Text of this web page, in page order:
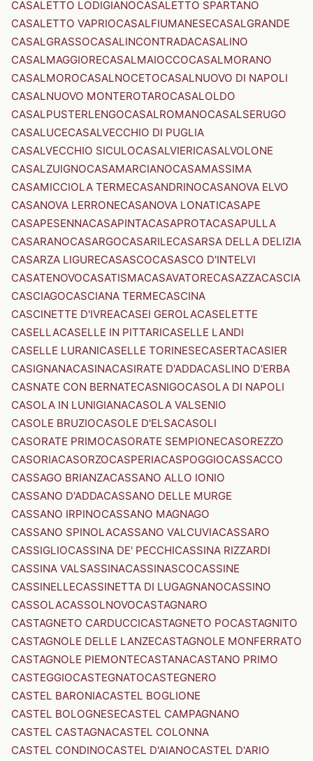
CASALETTO LODIGIANOCASALETTO SPARTANO
CASALETTO VAPRIOCASALFIUMANESECASALGRANDE
CASALGRASSOCASALINCONTRADACASALINO
CASALMAGGIORECASALMAIOCCOCASALMORANO
CASALMOROCASALNOCETOCASALNUOVO DI NAPOLI
CASALNUOVO MONTEROTAROCASALOLDO
CASALPUSTERLENGOCASALROMANOCASALSERUGO
CASALUCECASALVECCHIO DI PUGLIA
CASALVECCHIO SICULOCASALVIERICASALVOLONE
CASALZUIGNOCASAMARCIANOCASAMASSIMA
CASAMICCIOLA TERMECASANDRINOCASANOVA ELVO
CASANOVA LERRONECASANOVA LONATICASAPE
CASAPESENNACASAPINTACASAPROTACASAPULLA
CASARANOCASARGOCASARILECASARSA DELLA DELIZIA
CASARZA LIGURECASASCOCASASCO D'INTELVI
CASATENOVOCASATISMACASAVATORECASAZZACASCIA
CASCIAGOCASCIANA TERMECASCINA
CASCINETTE D'IVREACASEI GEROLACASELETTE
CASELLACASELLE IN PITTARICASELLE LANDI
CASELLE LURANICASELLE TORINESECASERTACASIER
CASIGNANACASINACASIRATE D'ADDACASLINO D'ERBA
CASNATE CON BERNATECASNIGOCASOLA DI NAPOLI
CASOLA IN LUNIGIANACASOLA VALSENIO
CASOLE BRUZIOCASOLE D'ELSACASOLI
CASORATE PRIMOCASORATE SEMPIONECASOREZZO
CASORIACASORZOCASPERIACASPOGGIOCASSACCO
CASSAGO BRIANZACASSANO ALLO IONIO
CASSANO D'ADDACASSANO DELLE MURGE
CASSANO IRPINOCASSANO MAGNAGO
CASSANO SPINOLACASSANO VALCUVIACASSARO
CASSIGLIOCASSINA DE' PECCHICASSINA RIZZARDI
CASSINA VALSASSINACASSINASCOCASSINE
CASSINELLECASSINETTA DI LUGAGNANOCASSINO
CASSOLACASSOLNOVOCASTAGNARO
CASTAGNETO CARDUCCICASTAGNETO POCASTAGNITO
CASTAGNOLE DELLE LANZECASTAGNOLE MONFERRATO
CASTAGNOLE PIEMONTECASTANACASTANO PRIMO
CASTEGGIOCASTEGNATOCASTEGNERO
CASTEL BARONIACASTEL BOGLIONE
CASTEL BOLOGNESECASTEL CAMPAGNANO
CASTEL CASTAGNACASTEL COLONNA
CASTEL CONDINOCASTEL D'AIANOCASTEL D'ARIO